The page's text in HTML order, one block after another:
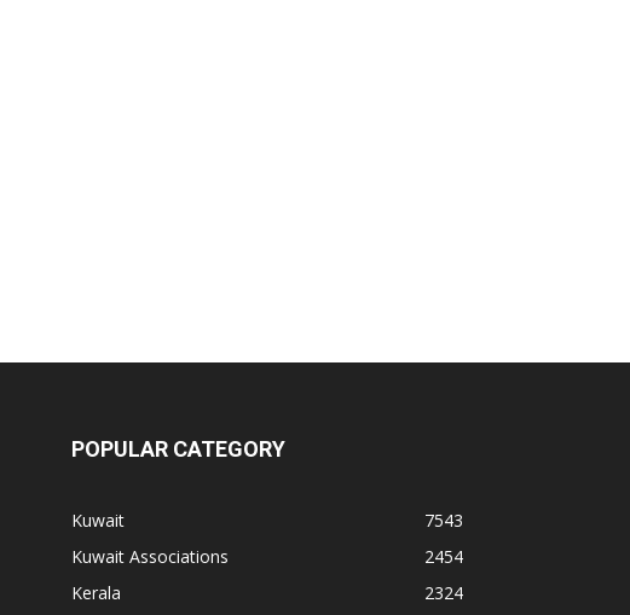
POPULAR CATEGORY
Kuwait
7543
Kuwait Associations
2454
Kerala
2324